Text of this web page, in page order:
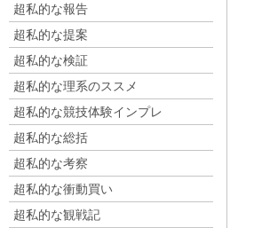
超私的な報告
超私的な提案
超私的な検証
超私的な理系のススメ
超私的な競技体験インプレ
超私的な総括
超私的な考察
超私的な衝動買い
超私的な観戦記